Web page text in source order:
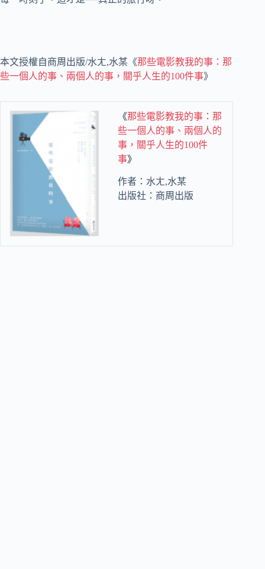
本文授權自商周出版/水ㄤ,水某《那些電影教我的事：那
些一個人的事、兩個人的事，關乎人生的100件事》
《那些電影教我的事：那
些一個人的事、兩個人的
事，關乎人生的100件
事》
作者：水ㄤ,水某
出版社：商周出版